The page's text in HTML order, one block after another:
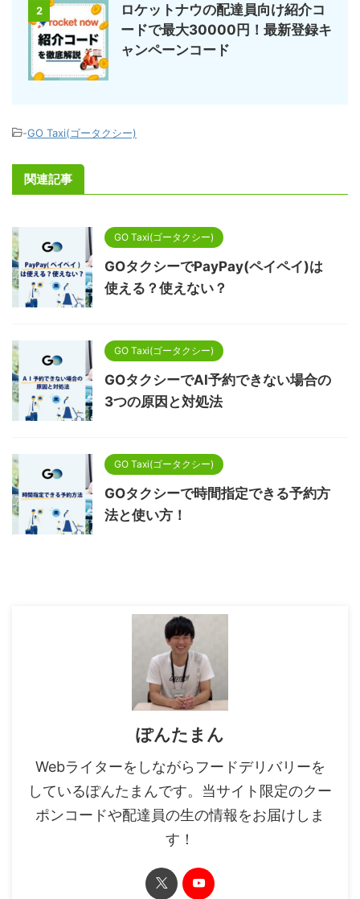
2
ロケットナウの配達員向け紹介コ
ードで最大30000円！最新登録キ
ャンペーンコード
-GO Taxi(ゴータクシー)
関連記事
GO Taxi(ゴータクシー)
GOタクシーでPayPay(ペイペイ)は
使える？使えない？
GO Taxi(ゴータクシー)
GOタクシーでAI予約できない場合の
3つの原因と対処法
GO Taxi(ゴータクシー)
GOタクシーで時間指定できる予約方
法と使い方！
ぽんたまん
Webライターをしながらフードデリバリーを
しているぽんたまんです。当サイト限定のクー
ポンコードや配達員の生の情報をお届けしま
す！